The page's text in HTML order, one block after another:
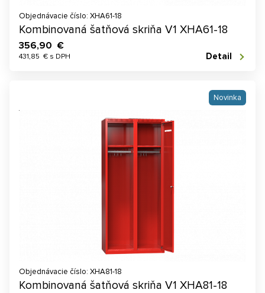
Objednávacie číslo: XHA61-18
Kombinovaná šatňová skriňa V1 XHA61-18
356,90 €
431,85 € s DPH Detail
Novinka
Objednávacie číslo: XHA81-18
Kombinovaná šatňová skriňa V1 XHA81-18